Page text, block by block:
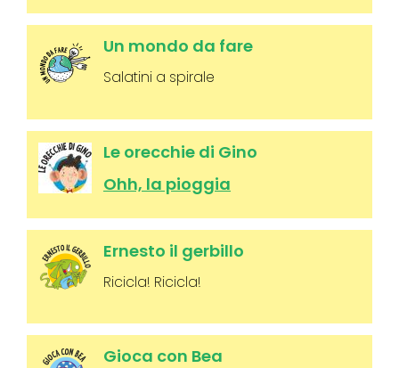
Un mondo da fare
Salatini a spirale
Le orecchie di Gino
Ohh, la pioggia
Ernesto il gerbillo
Ricicla! Ricicla!
Gioca con Bea